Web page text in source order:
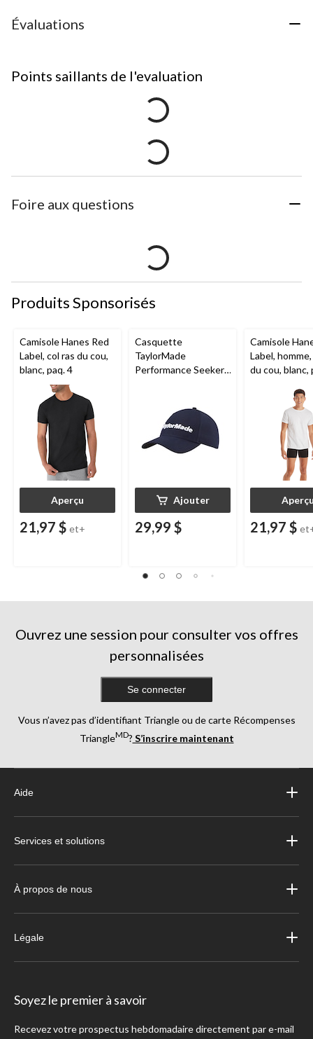
Évaluations
Points saillants de l'evaluation
Foire aux questions
Produits Sponsorisés
Camisole Hanes Red
Label, col ras du cou,
blanc, paq. 4
Aperçu
21,97 $ et+
Casquette
TaylorMade
Performance Seeker,
Ajouter
29,99 $
Camisole
Label,
du cou, blanc,
21,97 $
Ouvrez une session pour consulter vos offres
personnalisées
Se connecter
Vous n’avez pas d’identifiant Triangle ou de carte Récompenses
TriangleMD? S’inscrire maintenant
Aide
Services et solutions
À propos de nous
Légale
Soyez le premier à savoir
Recevez votre prospectus hebdomadaire directement par e-mail